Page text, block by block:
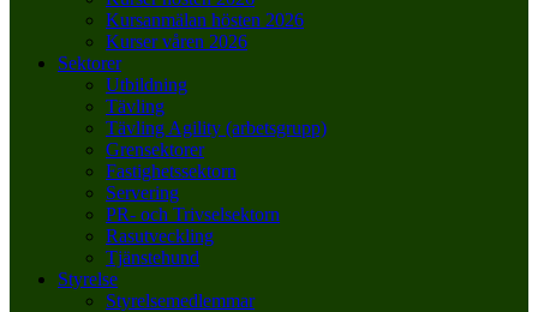
Kursanmälan hösten 2026
Kurser våren 2026
Sektorer
Utbildning
Tävling
Tävling Agility (arbetsgrupp)
Grensektorer
Fastighetssektorn
Servering
PR- och Trivselsektorn
Rasutveckling
Tjänstehund
Styrelse
Styrelsemedlemmar